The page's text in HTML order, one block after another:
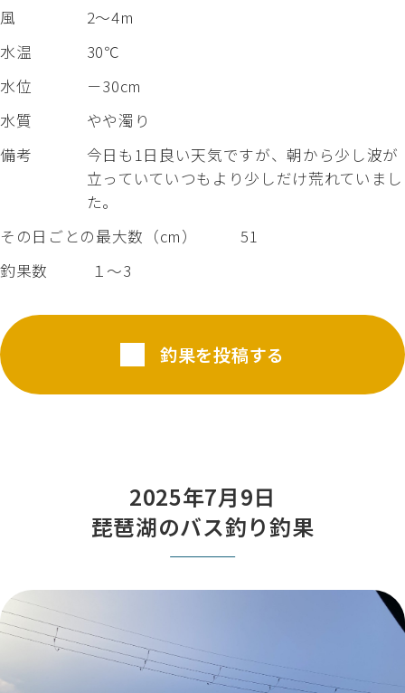
風
2～4m
水温
30℃
水位
－30cm
水質
やや濁り
備考
今日も1日良い天気ですが、朝から少し波が
立っていていつもより少しだけ荒れていまし
た。
その日ごとの最大数（cm）
51
釣果数
１～3
釣果を投稿する
2025年7月9日
琵琶湖のバス釣り釣果